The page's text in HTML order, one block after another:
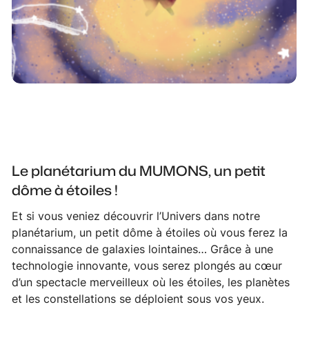
Le planétarium du MUMONS, un petit
dôme à étoiles !
Et si vous veniez découvrir l’Univers dans notre
planétarium, un petit dôme à étoiles où vous ferez la
connaissance de galaxies lointaines… Grâce à une
technologie innovante, vous serez plongés au cœur
d’un spectacle merveilleux où les étoiles, les planètes
et les constellations se déploient sous vos yeux.